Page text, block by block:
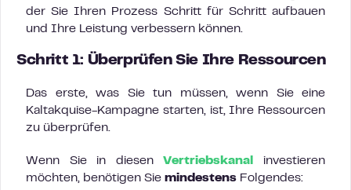
der Sie Ihren Prozess Schritt für Schritt aufbauen
und Ihre Leistung verbessern können.
Schritt 1: Überprüfen Sie Ihre Ressourcen
Das erste, was Sie tun müssen, wenn Sie eine
Kaltakquise-Kampagne starten, ist, Ihre Ressourcen
zu überprüfen.
Wenn Sie in diesenVertriebskanal
investieren
möchten, benötigen Sie mindestens Folgendes: